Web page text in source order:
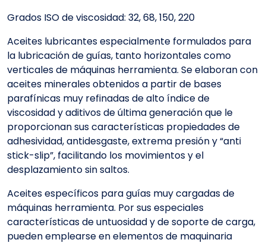
Grados ISO de viscosidad: 32, 68, 150, 220
Aceites lubricantes especialmente formulados para
la lubricación de guías, tanto horizontales como
verticales de máquinas herramienta. Se elaboran con
aceites minerales obtenidos a partir de bases
parafínicas muy refinadas de alto índice de
viscosidad y aditivos de última generación que le
proporcionan sus características propiedades de
adhesividad, antidesgaste, extrema presión y “anti
stick-slip”, facilitando los movimientos y el
desplazamiento sin saltos.
Aceites específicos para guías muy cargadas de
máquinas herramienta. Por sus especiales
características de untuosidad y de soporte de carga,
pueden emplearse en elementos de maquinaria